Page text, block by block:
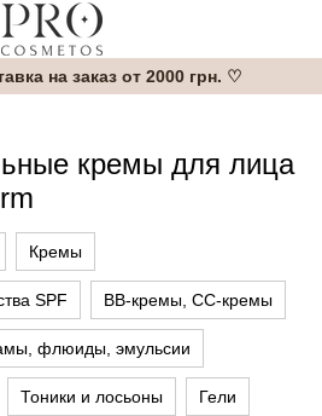
на заказ от 2000 грн. ♡
кремы для лица
Кремы
SPF BB-кремы, CC-кремы
флюиды, эмульсии
Тоники и лосьоны Гели